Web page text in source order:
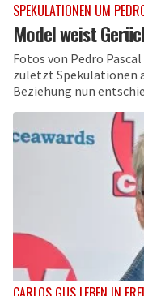
SPEKULATIONEN UM
Model weist
Fotos von Pedro
zuletzt Spekulationen
Beziehung nun